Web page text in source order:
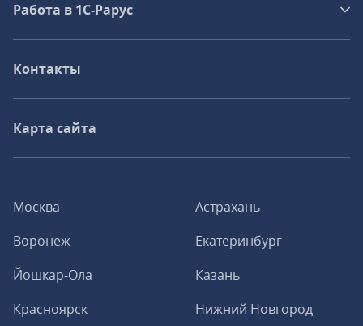
Москва
Астрахань
Воронеж
Екатеринбург
Йошкар-Ола
Казань
Красноярск
Нижний Новгород
Работа в 1С‑Рарус
Контакты
Карта сайта